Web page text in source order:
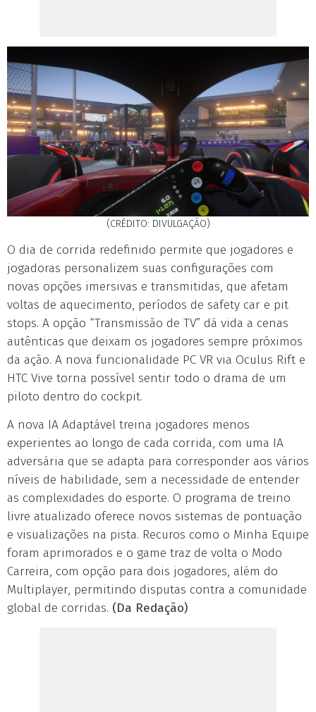
(CRÉDITO: DIVULGAÇÃO)
O dia de corrida redefinido permite que jogadores e
jogadoras personalizem suas configurações com
novas opções imersivas e transmitidas, que afetam
voltas de aquecimento, períodos de safety car e pit
stops. A opção “Transmissão de TV” dá vida a cenas
autênticas que deixam os jogadores sempre próximos
da ação. A nova funcionalidade PC VR via Oculus Rift e
HTC Vive torna possível sentir todo o drama de um
piloto dentro do cockpit.
A nova IA Adaptável treina jogadores menos
experientes ao longo de cada corrida, com uma IA
adversária que se adapta para corresponder aos vários
níveis de habilidade, sem a necessidade de entender
as complexidades do esporte. O programa de treino
livre atualizado oferece novos sistemas de pontuação
e visualizações na pista. Recuros como o Minha Equipe
foram aprimorados e o game traz de volta o Modo
Carreira, com opção para dois jogadores, além do
Multiplayer, permitindo disputas contra a comunidade
global de corridas. (Da Redação)